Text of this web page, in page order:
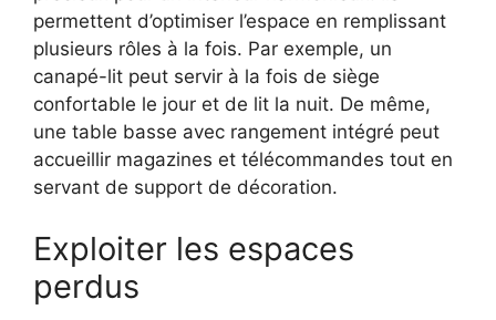
permettent d’optimiser l’espace en remplissant
plusieurs rôles à la fois. Par exemple, un
canapé-lit peut servir à la fois de siège
confortable le jour et de lit la nuit. De même,
une table basse avec rangement intégré peut
accueillir magazines et télécommandes tout en
servant de support de décoration.
Exploiter les espaces
perdus